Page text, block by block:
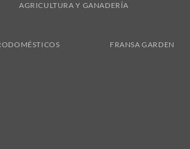
AGRICULTURA Y GANADERÍA
FRANSA GARDEN